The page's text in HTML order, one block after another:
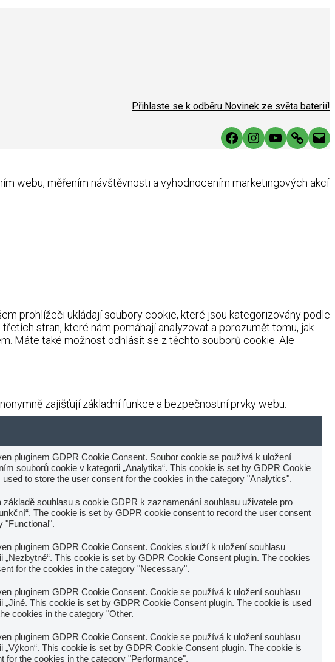
Přihlaste se k odběru Novinek ze světa baterií!
Facebook
Instagram
YouTube
Link
webu, měřením návštěvnosti a vyhodnocením marketingových akcí
prohlížeči ukládají soubory cookie, které jsou kategorizovány podle
stran, které nám pomáhají analyzovat a porozumět tomu, jak
Máte také možnost odhlásit se z těchto souborů cookie. Ale
zajišťují základní funkce a bezpečnostní prvky webu.
pluginem GDPR Cookie Consent. Soubor cookie se používá k uložení
souborů cookie v kategorii „Analytika“. This cookie is set by GDPR Cookie
to store the user consent for the cookies in the category "Analytics".
základě souhlasu s cookie GDPR k zaznamenání souhlasu uživatele pro
The cookie is set by GDPR cookie consent to record the user consent
"Functional".
pluginem GDPR Cookie Consent. Cookies slouží k uložení souhlasu
„Nezbytné“. This cookie is set by GDPR Cookie Consent plugin. The cookies
for the cookies in the category "Necessary".
pluginem GDPR Cookie Consent. Cookie se používá k uložení souhlasu
„Jiné. This cookie is set by GDPR Cookie Consent plugin. The cookie is used
cookies in the category "Other.
pluginem GDPR Cookie Consent. Cookie se používá k uložení souhlasu
„Výkon“. This cookie is set by GDPR Cookie Consent plugin. The cookie is
for the cookies in the category "Performance".